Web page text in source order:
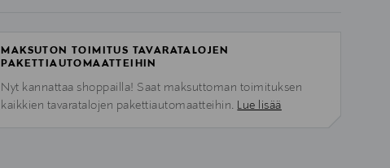
MAKSUTON TOIMITUS TAVARATALOJEN
PAKETTIAUTOMAATTEIHIN
Nyt kannattaa shoppailla! Saat maksuttoman toimituksen
kaikkien tavaratalojen pakettiautomaatteihin. Lue lisää